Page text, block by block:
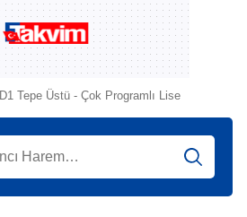
D1 Tepe Üstü - Çok Programlı Lise